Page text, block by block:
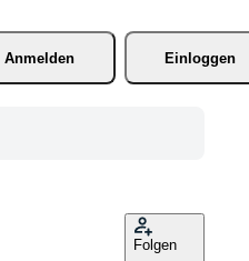
Anmelden
Einloggen
Folgen